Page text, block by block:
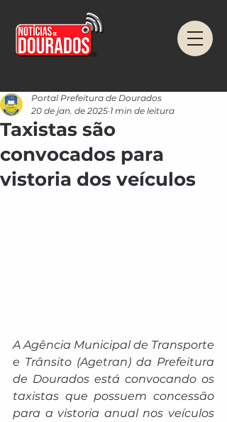
Taxistas são
convocados para
vistoria dos veículos
Portal Prefeitura de Dourados
20 de jan. de 2025 1 min de leitura
A Agência Municipal de Transporte
e Trânsito (Agetran) da Prefeitura
de Dourados está convocando os
taxistas que possuem concessão
para a vistoria anual nos veículos